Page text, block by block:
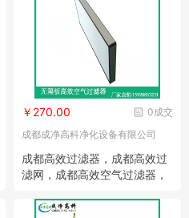
0成交
￥270.00
成都成净高科净化设备有限公司
成都高效过滤器，成都高效过
滤网，成都高效空气过滤器，